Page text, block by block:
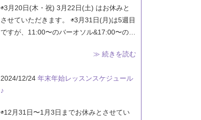
◉3月20日(木・祝) 3月22日(土) はお休みと
させていただきます。 ◉3月31日(月)は5週目
ですが、11:00〜のバーオソル&17:00〜の…
≫ 続きを読む
2024/12/24 年末年始レッスンスケジュール
♪
◉12月31日〜1月3日までお休みとさせてい